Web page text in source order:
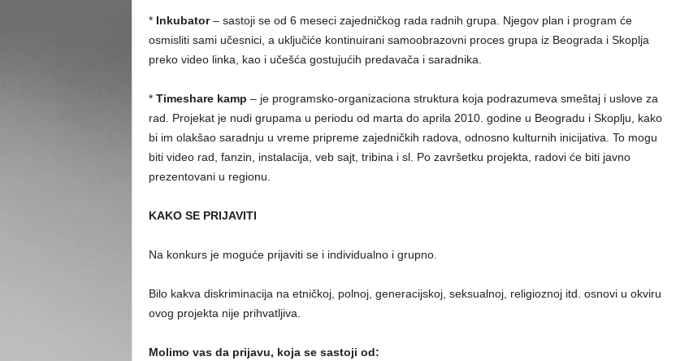
* Inkubator– sastoji se od 6 meseci zajedničkog rada radnih grupa. Njegov plan i program će
osmisliti sami učesnici, a uključiće kontinuirani samoobrazovni proces grupa iz Beograda i Skoplja
preko video linka, kao i učešća gostujućih predavača i saradnika.
* Timeshare kamp – je programsko-organizaciona struktura koja podrazumeva smeštaj i uslove za
rad. Projekat je nudi grupama u periodu od marta do aprila 2010. godine u Beogradu i Skoplju, kako
bi im olakšao saradnju u vreme pripreme zajedničkih radova, odnosno kulturnih inicijativa. To mogu
biti video rad, fanzin, instalacija, veb sajt, tribina i sl. Po završetku projekta, radovi će biti javno
prezentovani u regionu.
KAKO SE PRIJAVITI
Na konkurs je moguće prijaviti se i individualno i grupno.
Bilo kakva diskriminacija na etničkoj, polnoj, generacijskoj, seksualnoj, religioznoj itd. osnovi u okviru
ovog projekta nije prihvatljiva.
Molimo vas da prijavu, koja se sastoji od: